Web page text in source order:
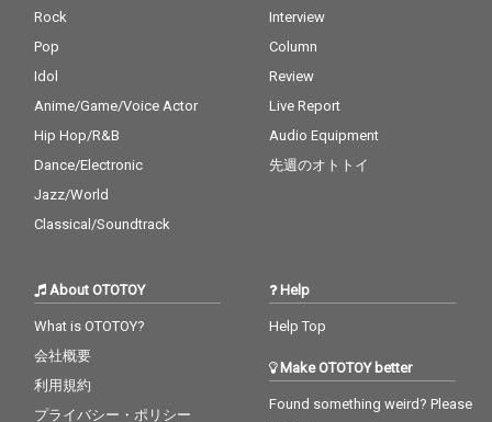
Rock
Pop
Idol
Anime/Game/Voice Actor
Hip Hop/R&B
Dance/Electronic
Jazz/World
Classical/Soundtrack
Interview
Column
Review
Live Report
Audio Equipment
先週のオトトイ
About OTOTOY
What is OTOTOY?
会社概要
利用規約
プライバシー・ポリシー
Help
Help Top
Make OTOTOY better
Found something weird? Please